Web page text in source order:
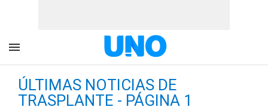
ÚLTIMAS NOTICIAS DE
TRASPLANTE - PÁGINA 1